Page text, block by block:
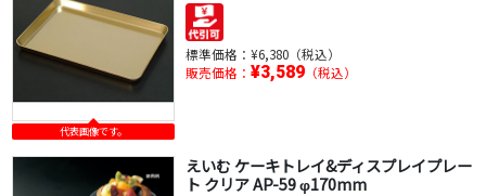
代表画像です。
標準価格： ¥6,380（税込）
販売価格： ¥3,589（税込）
えいむ ケーキトレイ&ディスプレイプレー
ト クリア AP-59 φ170mm